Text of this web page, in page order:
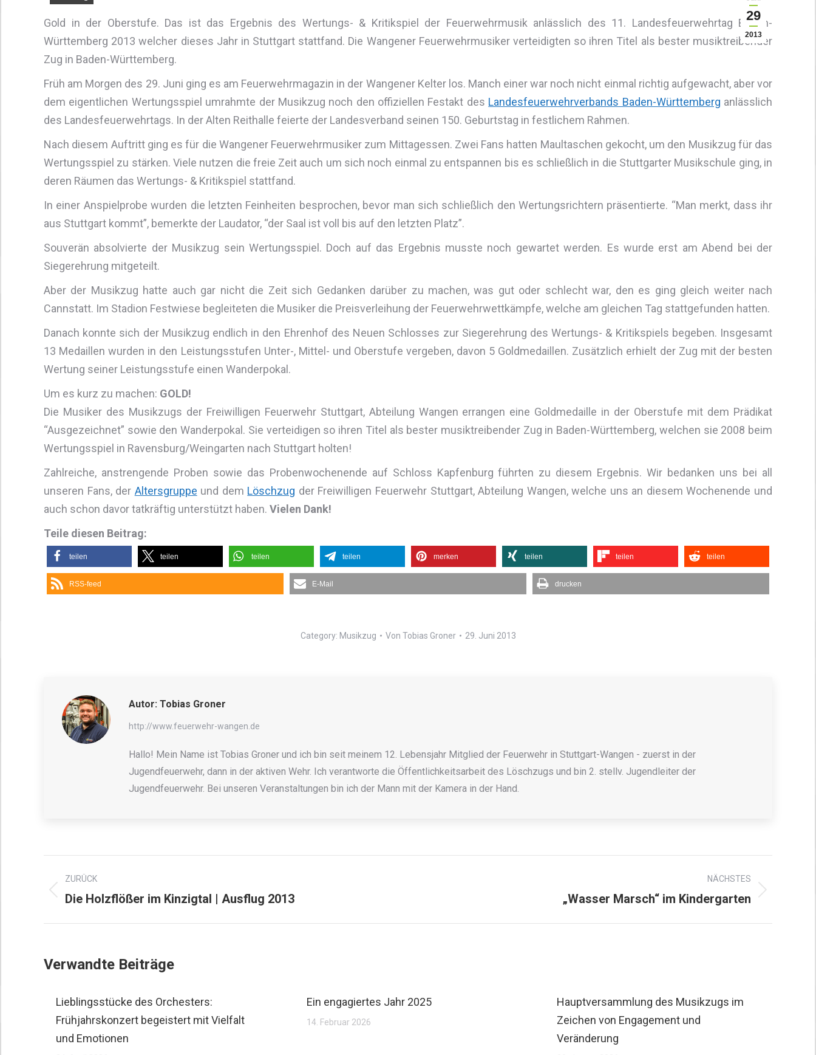
29
2013
Gold in der Oberstufe. Das ist das Ergebnis des Wertungs- & Kritikspiel der Feuerwehrmusik anlässlich des 11. Landesfeuerwehrtag Baden-
Württemberg 2013 welcher dieses Jahr in Stuttgart stattfand. Die Wangener Feuerwehrmusiker verteidigten so ihren Titel als bester musiktreibender
Zug in Baden-Württemberg.
Früh am Morgen des 29. Juni ging es am Feuerwehrmagazin in der Wangener Kelter los. Manch einer war noch nicht einmal richtig aufgewacht, aber vor
dem eigentlichen Wertungsspiel umrahmte der Musikzug noch den offiziellen Festakt des Landesfeuerwehrverbands Baden-Württemberg anlässlich
des Landesfeuerwehrtags. In der Alten Reithalle feierte der Landesverband seinen 150. Geburtstag in festlichem Rahmen.
Nach diesem Auftritt ging es für die Wangener Feuerwehrmusiker zum Mittagessen. Zwei Fans hatten Maultaschen gekocht, um den Musikzug für das
Wertungsspiel zu stärken. Viele nutzen die freie Zeit auch um sich noch einmal zu entspannen bis es schließlich in die Stuttgarter Musikschule ging, in
deren Räumen das Wertungs- & Kritikspiel stattfand.
In einer Anspielprobe wurden die letzten Feinheiten besprochen, bevor man sich schließlich den Wertungsrichtern präsentierte. “Man merkt, dass ihr
aus Stuttgart kommt”, bemerkte der Laudator, “der Saal ist voll bis auf den letzten Platz”.
Souverän absolvierte der Musikzug sein Wertungsspiel. Doch auf das Ergebnis musste noch gewartet werden. Es wurde erst am Abend bei der
Siegerehrung mitgeteilt.
Aber der Musikzug hatte auch gar nicht die Zeit sich Gedanken darüber zu machen, was gut oder schlecht war, den es ging gleich weiter nach
Cannstatt. Im Stadion Festwiese begleiteten die Musiker die Preisverleihung der Feuerwehrwettkämpfe, welche am gleichen Tag stattgefunden hatten.
Danach konnte sich der Musikzug endlich in den Ehrenhof des Neuen Schlosses zur Siegerehrung des Wertungs- & Kritikspiels begeben. Insgesamt
13 Medaillen wurden in den Leistungsstufen Unter-, Mittel- und Oberstufe vergeben, davon 5 Goldmedaillen. Zusätzlich erhielt der Zug mit der besten
Wertung seiner Leistungsstufe einen Wanderpokal.
Um es kurz zu machen: GOLD!
Die Musiker des Musikzugs der Freiwilligen Feuerwehr Stuttgart, Abteilung Wangen errangen eine Goldmedaille in der Oberstufe mit dem Prädikat
“Ausgezeichnet” sowie den Wanderpokal. Sie verteidigen so ihren Titel als bester musiktreibender Zug in Baden-Württemberg, welchen sie 2008 beim
Wertungsspiel in Ravensburg/Weingarten nach Stuttgart holten!
Zahlreiche, anstrengende Proben sowie das Probenwochenende auf Schloss Kapfenburg führten zu diesem Ergebnis. Wir bedanken uns bei all
unseren Fans, der Altersgruppe und dem Löschzug der Freiwilligen Feuerwehr Stuttgart, Abteilung Wangen, welche uns an diesem Wochenende und
auch schon davor tatkräftig unterstützt haben. Vielen Dank!
Teile diesen Beitrag:
teilen teilen teilen teilen merken teilen teilen teilen
RSS-feed E-Mail drucken
Category: Musikzug Von Tobias Groner 29. Juni 2013
Autor: Tobias Groner
http://www.feuerwehr-wangen.de
Hallo! Mein Name ist Tobias Groner und ich bin seit meinem 12. Lebensjahr Mitglied der Feuerwehr in Stuttgart-Wangen - zuerst in der
Jugendfeuerwehr, dann in der aktiven Wehr. Ich verantworte die Öffentlichkeitsarbeit des Löschzugs und bin 2. stellv. Jugendleiter der
Jugendfeuerwehr. Bei unseren Veranstaltungen bin ich der Mann mit der Kamera in der Hand.
ZURÜCK
Die Holzflößer im Kinzigtal | Ausflug 2013
NÄCHSTES
„Wasser Marsch“ im Kindergarten
Verwandte Beiträge
Lieblingsstücke des Orchesters:
Frühjahrskonzert begeistert mit Vielfalt
und Emotionen
Ein engagiertes Jahr 2025
14. Februar 2026
Hauptversammlung des Musikzugs im
Zeichen von Engagement und
Veränderung